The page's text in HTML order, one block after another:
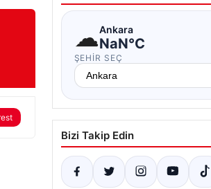
☁Ankara
NaN°C
ŞEHIR SEÇ
Bizi Takip Edin